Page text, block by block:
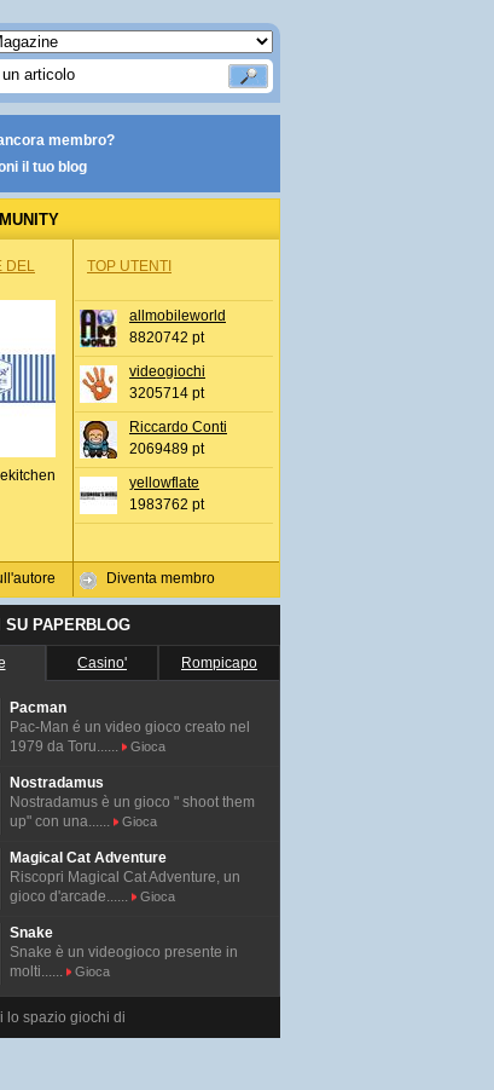
membro?
il tuo blog
DEL
TOP UTENTI
allmobileworld
8820742 pt
videogiochi
3205714 pt
Riccardo Conti
2069489 pt
yellowflate
1983762 pt
Diventa membro
SU PAPERBLOG
Casino' Rompicapo
Pacman
Pac-Man é un video gioco creato nel
1979 da Toru......
Gioca
Nostradamus
Nostradamus è un gioco " shoot them
up" con una......
Gioca
Magical Cat Adventure
Riscopri Magical Cat Adventure, un
gioco d'arcade......
Gioca
Snake
Snake è un videogioco presente in
molti......
Gioca
lo spazio giochi di